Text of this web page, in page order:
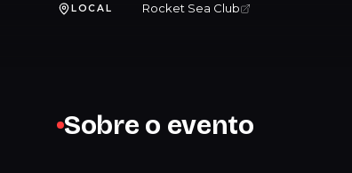
LOCAL Rocket Sea Club
Sobre o evento